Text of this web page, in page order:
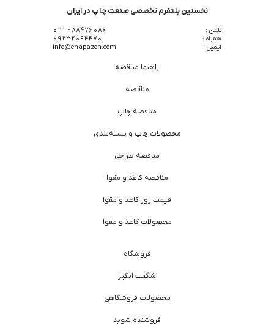
نخستین پلتفرم تخصصی صنعت چاپ در ایران
تلفن :
88476086 - 021
همراه :
09232094470
ایمیل :
info@chapazon.com
راهنما مناقصه
مناقصه
مناقصه چاپ
محصولات چاپ و بسته‌بندی
مناقصه طراحی
مناقصه کاغذ و مقوا
قیمت روز کاغذ و مقوا
محصولات کاغذ و مقوا
فروشگاه
شگفت انگیز
محصولات فروشگاهی
فروشنده شوید